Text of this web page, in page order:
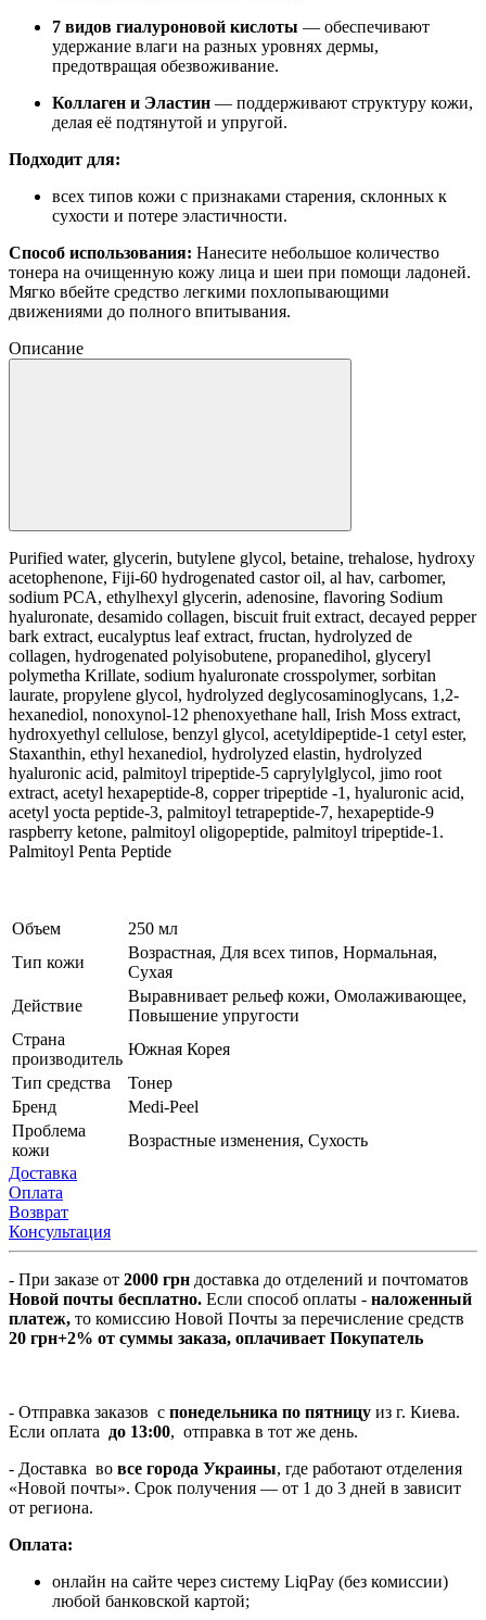
7 видов гиалуроновой кислоты — обеспечивают
удержание влаги на разных уровнях дермы,
предотвращая обезвоживание.
Коллаген и Эластин — поддерживают структуру кожи,
делая её подтянутой и упругой.
Подходит для:
всех типов кожи с признаками старения, склонных к
сухости и потере эластичности.
Способ использования: Нанесите небольшое количество
тонера на очищенную кожу лица и шеи при помощи ладоней.
Мягко вбейте средство легкими похлопывающими
движениями до полного впитывания.
Описание
Purified water, glycerin, butylene glycol, betaine, trehalose, hydroxy
acetophenone, Fiji-60 hydrogenated castor oil, al hav, carbomer,
sodium PCA, ethylhexyl glycerin, adenosine, flavoring Sodium
hyaluronate, desamido collagen, biscuit fruit extract, decayed pepper
bark extract, eucalyptus leaf extract, fructan, hydrolyzed de
collagen, hydrogenated polyisobutene, propanedihol, glyceryl
polymetha Krillate, sodium hyaluronate crosspolymer, sorbitan
laurate, propylene glycol, hydrolyzed deglycosaminoglycans, 1,2-
hexanediol, nonoxynol-12 phenoxyethane hall, Irish Moss extract,
hydroxyethyl cellulose, benzyl glycol, acetyldipeptide-1 cetyl ester,
Staxanthin, ethyl hexanediol, hydrolyzed elastin, hydrolyzed
hyaluronic acid, palmitoyl tripeptide-5 caprylylglycol, jimo root
extract, acetyl hexapeptide-8, copper tripeptide -1, hyaluronic acid,
acetyl yocta peptide-3, palmitoyl tetrapeptide-7, hexapeptide-9
raspberry ketone, palmitoyl oligopeptide, palmitoyl tripeptide-1.
Palmitoyl Penta Peptide
Объем
250 мл
Тип кожи
Возрастная, Для всех типов, Нормальная,
Сухая
Действие
Выравнивает рельеф кожи, Омолаживающее,
Повышение упругости
Страна
производитель
Южная Корея
Тип средства
Тонер
Бренд
Medi-Peel
Проблема
кожи
Возрастные изменения, Сухость
Доставка
Оплата
Возврат
Консультация
- При заказе от 2000 грн доставка до отделений и почтоматов
Новой почты бесплатно. Если способ оплаты - наложенный
платеж, то комиссию Новой Почты за перечисление средств
20 грн+2% от суммы заказа, оплачивает Покупатель
- Отправка заказов с понедельника по пятницу из г. Киева.
Если оплата до 13:00, отправка в тот же день.
- Доставка во все города Украины, где работают отделения
«Новой почты». Срок получения — от 1 до 3 дней в зависит
от региона.
Оплата:
онлайн на сайте через систему LiqPay (без комиссии)
любой банковской картой;